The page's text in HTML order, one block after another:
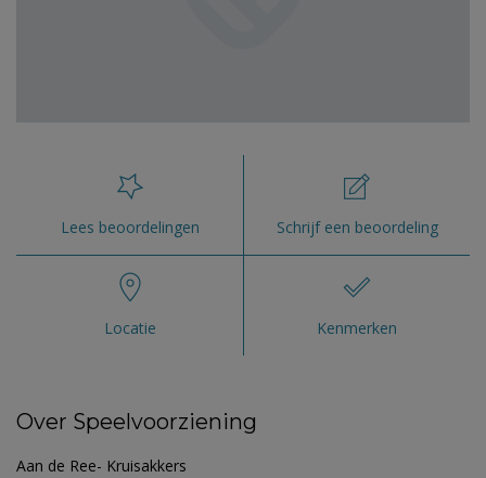
Lees beoordelingen Schrijf een beoordeling
Locatie Kenmerken
Over Speelvoorziening
Aan de Ree- Kruisakkers